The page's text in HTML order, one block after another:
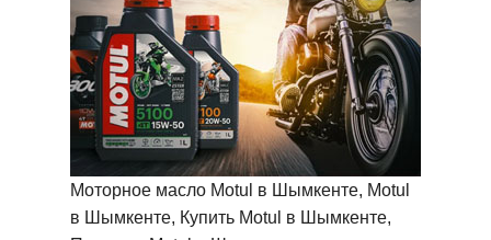
Моторное масло Motul в Шымкенте, Motul
в Шымкенте, Купить Motul в Шымкенте,